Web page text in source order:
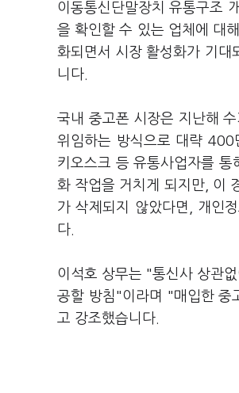
이동통신단말장치 유통구조
을 확인할 수 있는 업체에 대
화되면서 시장 활성화가 기대
니다.
국내 중고폰 시장은 지난해
위임하는 방식으로 대략
키오스크 등 유통사업자를
화 작업을 거치게 되지만, 이
가 삭제되지 않았다면, 개인
다.
이석호 상무는 "통신사 상관
공할 방침"이라며 "매입한 중
고 강조했습니다.